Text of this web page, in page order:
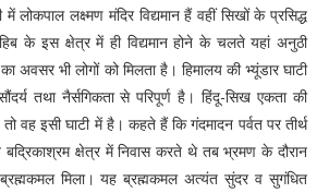
लोकपाल लक्ष्मण मंदिर विद्यमान हैं वहीं सिखों के प्रसिद्ध
के इस क्षेत्र में ही विद्यमान होने के चलते यहां अनुठी
अवसर भी लोगों को मिलता है। हिमालय की भ्यूंडार घाटी
तथा नैर्सगिकता से परिपूर्ण है। हिंदू-सिख एकता की
वह इसी घाटी में है। कहते हैं कि गंदमादन पर्वत पर तीर्थ
बद्रिकाश्रम क्षेत्र में निवास करते थे तब भ्रमण के दौरान
मिला। यह ब्रह्मकमल अत्यंत सुंदर व सुगंधित